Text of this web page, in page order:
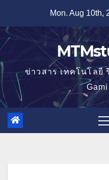
content
Mon. Aug 10th,
ข่าวสาร เทคโนโลยี